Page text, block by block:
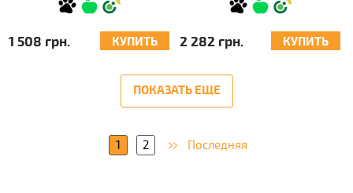
1 508 грн. КУПИТЬ 2 282 грн. КУПИТЬ
ПОКАЗАТЬ ЕЩЕ
1 2 Последняя